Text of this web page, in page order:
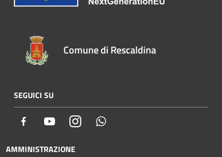
Comune di Rescaldina
SEGUICI SU
Facebook YoutubeInstagram
AMMINISTRAZIONE